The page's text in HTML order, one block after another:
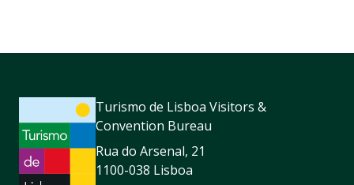
Turismo de Lisboa Visitors &
Convention Bureau
Rua do Arsenal, 21
1100-038 Lisboa